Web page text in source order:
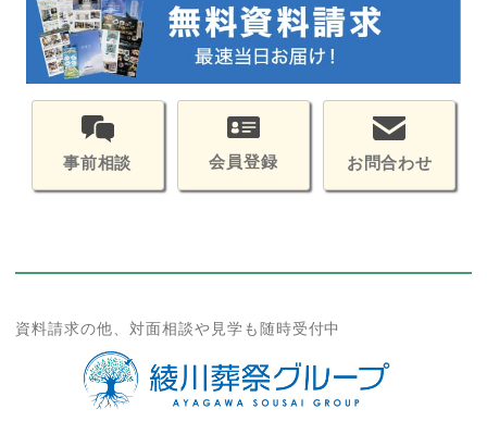
事前相談 会員登録 お問合わせ
資料請求の他、対面相談や見学も随時受付中